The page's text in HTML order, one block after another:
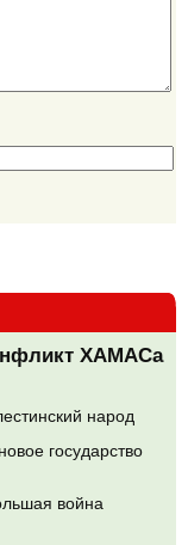
ХАМАСа
народ
государство
война